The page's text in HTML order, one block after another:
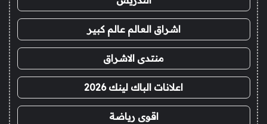
اشراق العالم عالم كبير
منتدى الاشراق
اعلانات الباك لينك 2026
اقوى رياضة